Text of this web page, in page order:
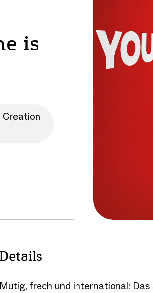
is
Creation
Details
Mutig, frech und international: